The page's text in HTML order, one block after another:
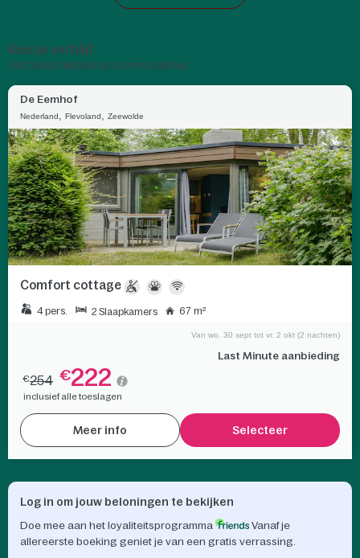
Kies je verblijf
480 beschikbare accommodaties
De Eemhof
Nederland Flevoland Zeewolde
Comfort cottage
4 pers. 2 Slaapkamers 67 m²
Last Minute aanbieding
Van wo. 30 sept tot vr. 2 okt (2 nachten)
€254 €222
inclusief alle toeslagen
Meer info Selecteer
Log in om jouw beloningen te bekijken
Doe mee aan het loyaliteitsprogramma
Vanaf je
allereerste boeking geniet je van een gratis verrassing.